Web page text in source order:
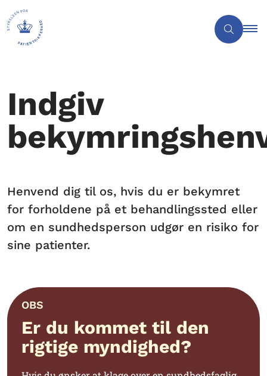
Indgiv
Henvend dig til os, hvis du er bekymret
for forholdene på et behandlingssted eller
om en sundhedsperson udgør en risiko for
sine patienter.
OBS
Er du kommet til den
rigtige myndighed?